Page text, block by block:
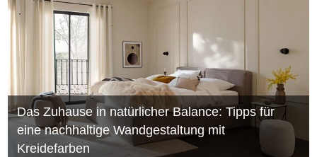
Das Zuhause in natürlicher Balance: Tipps für
eine nachhaltige Wandgestaltung mit
Kreidefarben